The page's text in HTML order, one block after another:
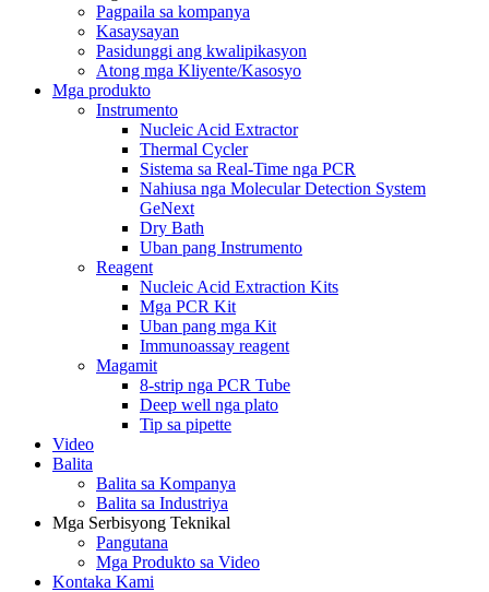
Pagpaila sa kompanya
Kasaysayan
Pasidunggi ang kwalipikasyon
Atong mga Kliyente/Kasosyo
Mga produkto
Instrumento
Nucleic Acid Extractor
Thermal Cycler
Sistema sa Real-Time nga PCR
Nahiusa nga Molecular Detection System
GeNext
Dry Bath
Uban pang Instrumento
Reagent
Nucleic Acid Extraction Kits
Mga PCR Kit
Uban pang mga Kit
Immunoassay reagent
Magamit
8-strip nga PCR Tube
Deep well nga plato
Tip sa pipette
Video
Balita
Balita sa Kompanya
Balita sa Industriya
Mga Serbisyong Teknikal
Pangutana
Mga Produkto sa Video
Kontaka Kami